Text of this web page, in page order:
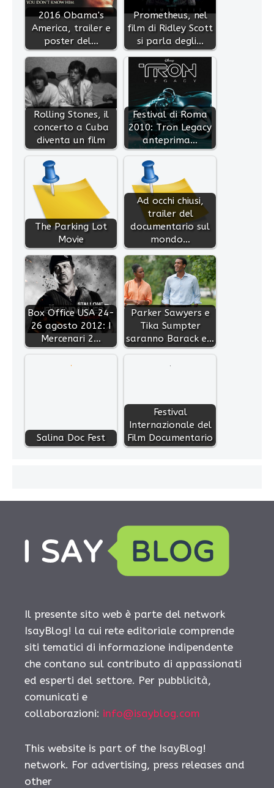
2016 Obama's
America, trailer e
poster del…
Prometheus, nel
film di Ridley Scott
si parla degli…
Rolling Stones, il
concerto a Cuba
diventa un film
Festival di Roma
2010: Tron Legacy
anteprima…
The Parking Lot
Movie
Ad occhi chiusi,
trailer del
documentario sul
mondo…
Box Office USA 24-
26 agosto 2012: I
Mercenari 2…
Parker Sawyers e
Tika Sumpter
saranno Barack e…
Salina Doc Fest
Festival
Internazionale del
Film Documentario
Il presente sito web è parte del network
IsayBlog! la cui rete editoriale comprende
siti tematici di informazione indipendente
che contano sul contributo di appassionati
ed esperti del settore. Per pubblicità,
comunicati e
collaborazioni: info@isayblog.com
This website is part of the IsayBlog!
network. For advertising, press releases and
other